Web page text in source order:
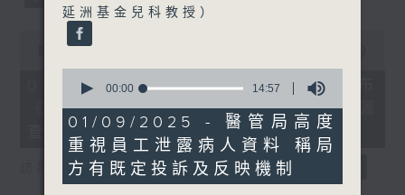
seconds
minutes,
seconds
07/08/2026 - 服務業總工會公布
《預防工作時中暑指引》執行情況調
查結果
訪問：郭偉强（工聯會職安健協會顧問）
延洲基金兒科教授）
seconds
14
minutes,
57
seconds
00:00 14:57
01/09/2025 - 醫管局高度
重視員工泄露病人資料 稱局
方有既定投訴及反映機制